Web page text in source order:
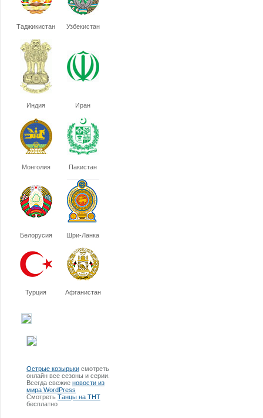
Таджикистан Узбекистан
Индия Иран
Монголия Пакистан
Белорусия Шри-Ланка
Турция Афганистан
Острые козырьки смотреть
онлайн все сезоны и серии.
Всегда свежие новости из
мира WordPress
Смотреть Танцы на ТНТ
бесплатно